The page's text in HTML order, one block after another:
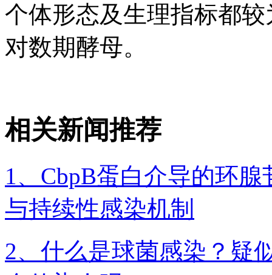
个体形态及生理指标都
对数期酵母。
相关新闻推荐
1、CbpB蛋白介导的环
与持续性感染机制
2、什么是球菌感染？疑